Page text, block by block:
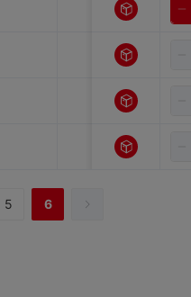
4.8
4.8
4.8
4.8
5 6